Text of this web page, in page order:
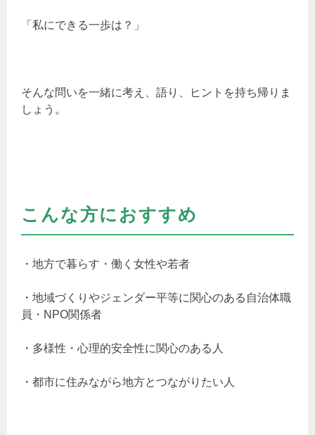
「私にできる一歩は？」
そんな問いを一緒に考え、語り、ヒントを持ち帰りま
しょう。
こんな方におすすめ
・地方で暮らす・働く女性や若者
・地域づくりやジェンダー平等に関心のある自治体職
員・NPO関係者
・多様性・心理的安全性に関心のある人
・都市に住みながら地方とつながりたい人